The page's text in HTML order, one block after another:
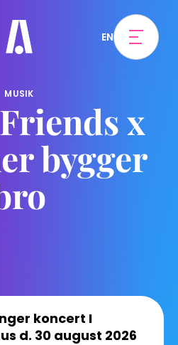
EN
MUSIK
x
bygger
koncert I
d. 30 august 2026